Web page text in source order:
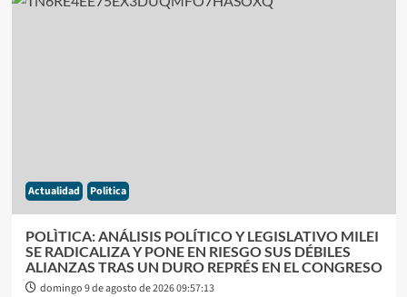
Actualidad Politica
POLÌTICA: ANÁLISIS POLÍTICO Y LEGISLATIVO MILEI
SE RADICALIZA Y PONE EN RIESGO SUS DÉBILES
ALIANZAS TRAS UN DURO REPRÉS EN EL CONGRESO
domingo 9 de agosto de 2026 09:57:13